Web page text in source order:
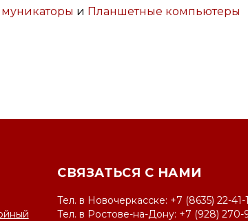
и Планшетные компьютеры
СВЯЗАТЬСЯ С НАМИ
Тел. в Новочеркасске: +7 (8635) 22-41-
Тел. в Ростове-на-Дону: +7 (928) 270-